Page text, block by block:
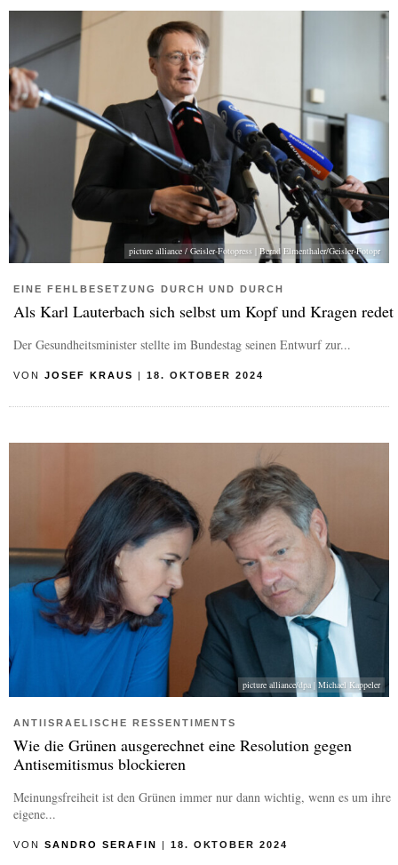
picture alliance / Geisler-Fotopress | Bernd Elmenthaler/Geisler-Fotopr
EINE FEHLBESETZUNG DURCH UND DURCH
Als Karl Lauterbach sich selbst um Kopf und Kragen redet
Der Gesundheitsminister stellte im Bundestag seinen Entwurf zur...
VON JOSEF KRAUS 18. OKTOBER 2024
picture alliance/dpa | Michael Kappeler
ANTIISRAELISCHE RESSENTIMENTS
Wie die Grünen ausgerechnet eine Resolution gegen
Antisemitismus blockieren
Meinungsfreiheit ist den Grünen immer nur dann wichtig, wenn es um ihre
eigene...
VON SANDRO SERAFIN | 18. OKTOBER 2024